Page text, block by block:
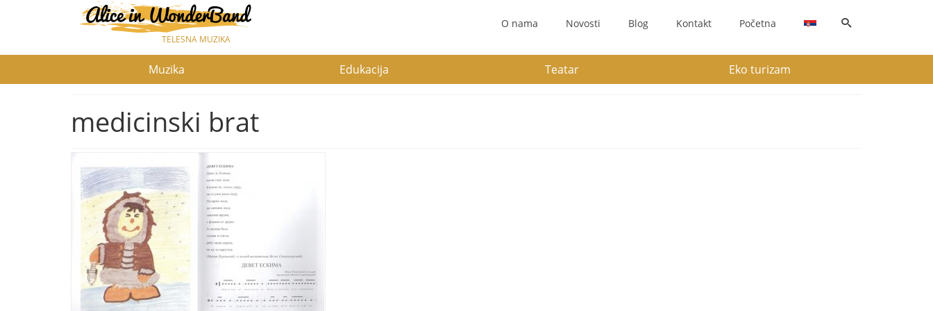
TELESNA MUZIKA
O nama Novosti Blog Kontakt Početna
Muzika Edukacija Teatar Eko turizam
medicinski brat